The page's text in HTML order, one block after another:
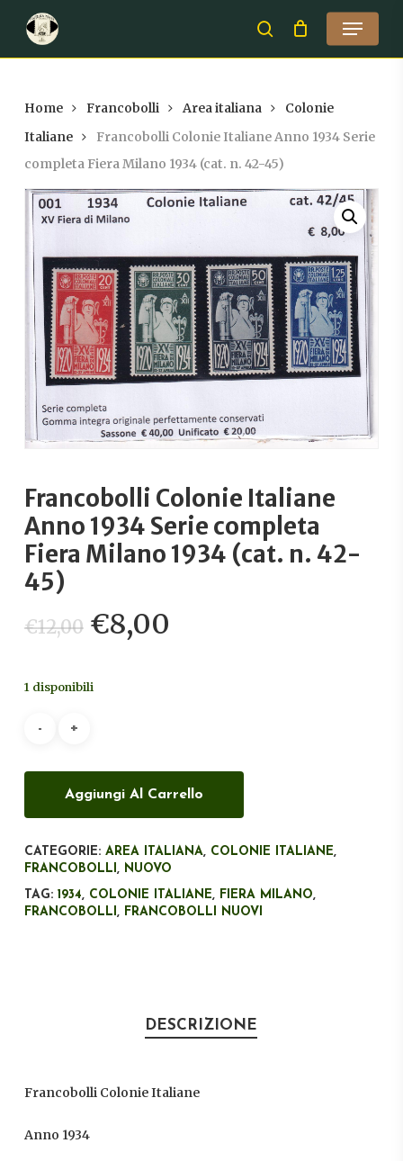
main
search
Menu
Home Francobolli Area italiana
Colonie
Italiane
Francobolli Colonie Italiane Anno 1934 Serie
completa Fiera Milano 1934 (cat. n. 42-45)
Francobolli Colonie Italiane
Anno 1934 Serie completa
Fiera Milano 1934 (cat. n. 42-
45)
€12,00 Il
prezzo
originale
€8,00
1 disponibili
Aggiungi Al Carrello
CATEGORIE: AREA ITALIANA, COLONIE ITALIANE,
FRANCOBOLLI, NUOVO
TAG: 1934, COLONIE ITALIANE, FIERA MILANO,
FRANCOBOLLI, FRANCOBOLLI NUOVI
DESCRIZIONE
Francobolli Colonie Italiane
Anno 1934
Close